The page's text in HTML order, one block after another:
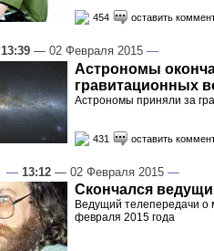
454 оставить
13:39 — 02 Февраля 2015 —
Астрономы
гравитационных
Астрономы приняли за
431 оставить
— 13:12 — 02 Февраля 2015 —
Скончался
Ведущий телепередачи о
февраля 2015 года